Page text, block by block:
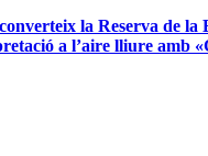
la Reserva de la
a l’aire lliure amb